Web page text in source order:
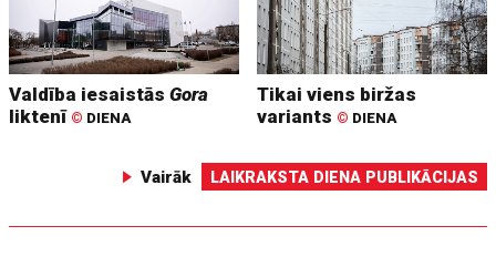
Valdība iesaistāsGora
liktenī © DIENA
Tikai viens biržas
variants © DIENA
Vairāk LAIKRAKSTA DIENA PUBLIKĀCIJAS